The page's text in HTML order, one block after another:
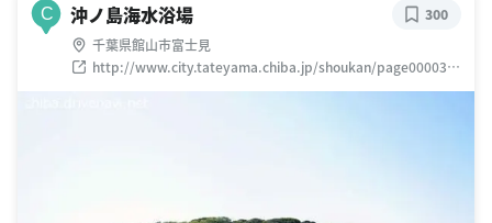
C 沖ノ島海水浴場
千葉県館山市富士見
http://www.city.tateyama.chiba.jp/shoukan/page000033.
300